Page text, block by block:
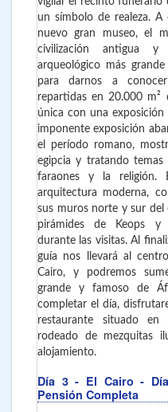
un símbolo de realeza. A
nuevo gran museo, el
civilización antigua
arqueológico más
para darnos a
repartidas en 20.000 m²
única con una exposición
imponente exposición
el período romano,
egipcia y tratando
faraones y la religión.
arquitectura moderna,
sus muros norte y sur del
pirámides de Keops y
durante las visitas. Al
guía nos llevará al
Cairo, y podremos
grande y famoso de
completar el día,
restaurante situado
rodeado de mezquitas
alojamiento.
Día 3 - El Cairo-
Pensión Completa